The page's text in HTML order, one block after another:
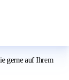
gerne auf Ihrem